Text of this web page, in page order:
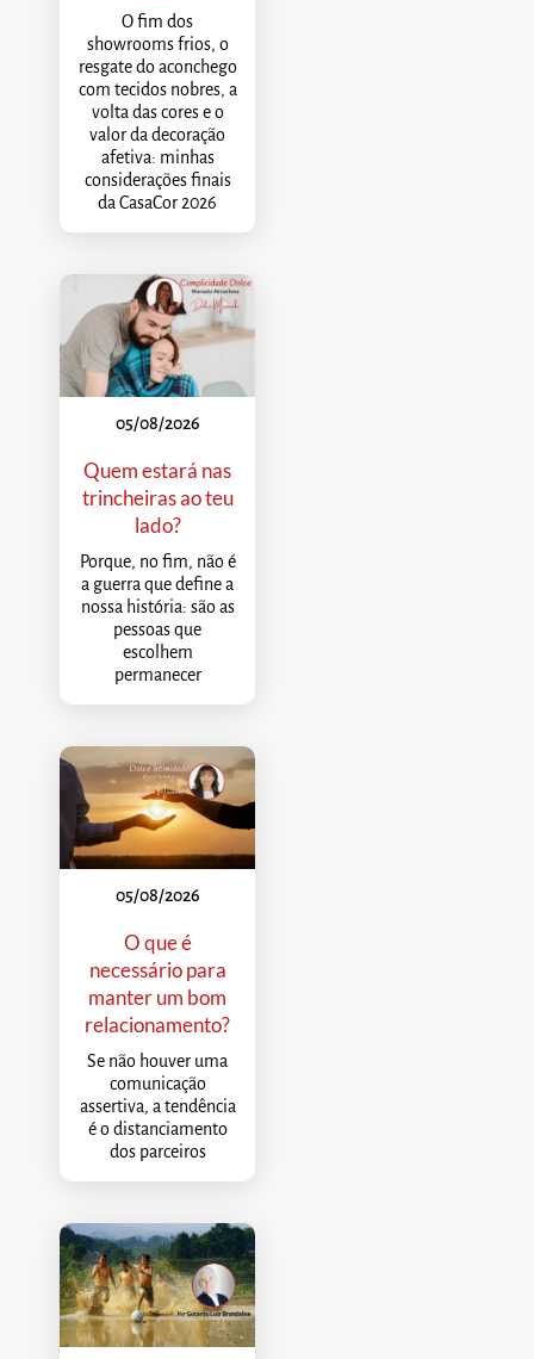
O fim dos
showrooms frios, o
resgate do aconchego
com tecidos nobres, a
volta das cores e o
valor da decoração
afetiva: minhas
considerações finais
da CasaCor 2026
05/08/2026
Quem estará nas
trincheiras ao teu
lado?
Porque, no fim, não é
a guerra que define a
nossa história: são as
pessoas que
escolhem
permanecer
05/08/2026
O que é
necessário para
manter um bom
relacionamento?
Se não houver uma
comunicação
assertiva, a tendência
é o distanciamento
dos parceiros